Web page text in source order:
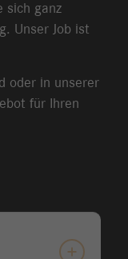
sich ganz
Unser Job ist
oder in unserer
für Ihren